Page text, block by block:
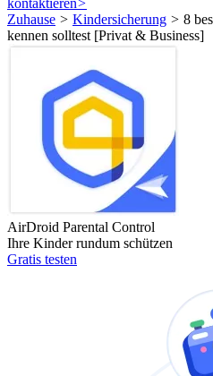
kontaktieren>
Zuhause > Kindersicherung > 8
kennen solltest [Privat & Business]
AirDroid Parental Control
Ihre Kinder rundum schützen
Gratis testen